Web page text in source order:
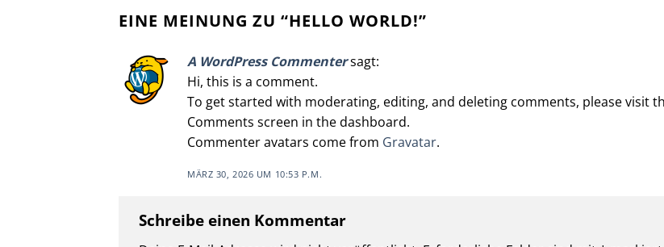
EINE MEINUNG ZU “HELLO WORLD!”
A WordPress Commentersagt:
Hi, this is a comment.
To get started with moderating, editing, and deleting comments, please visit
Comments screen in the dashboard.
Commenter avatars come from Gravatar.
MÄRZ 30, 2026 UM 10:53 P.M.
Schreibe einen Kommentar